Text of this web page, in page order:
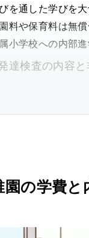
を通した学びを
料や保育料は無
小学校への内部
達検査の内容
の学費と